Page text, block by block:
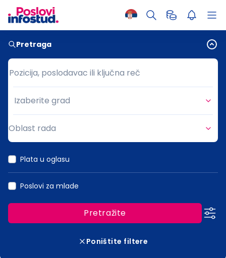
Pretraga
Pozicija, poslodavac ili ključna reč
Pozicija, poslodavac ili ključna reč
Grad
Izaberite grad
Oblast rada
Plata u oglasu
Poslovi za mlade
Pretražite
Poništite filtere